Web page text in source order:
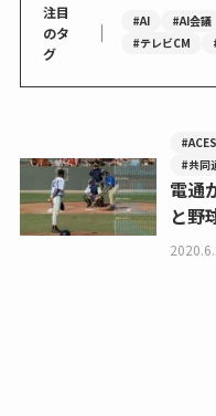
注目
のタ
グ
｜ #AI #AI会議
#テレビCM
#ACES
#共同
電通
と野